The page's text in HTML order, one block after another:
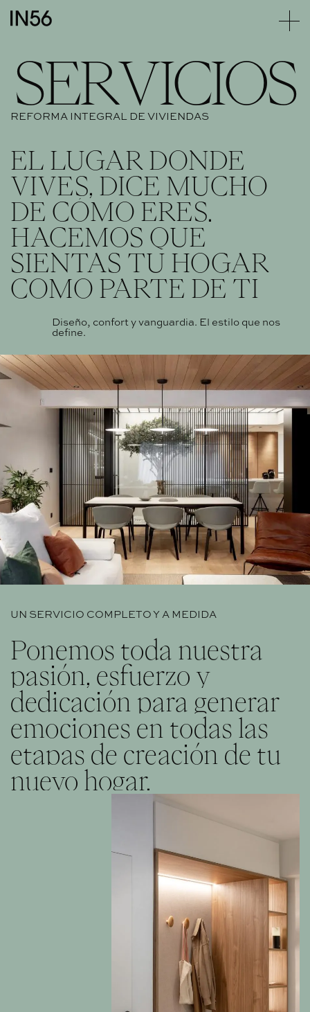
SERVICIOS
REFORMA INTEGRAL DE VIVIENDAS
EL LUGAR DONDE
VIVES, DICE MUCHO
DE CÓMO ERES.
HACEMOS QUE
SIENTAS TU HOGAR
COMO PARTE DE TI
Diseño, confort y vanguardia. El estilo que nos
define.
UN SERVICIO COMPLETO Y A MEDIDA
Ponemos toda nuestra
pasión, esfuerzo y
dedicación para generar
emociones en todas las
etapas de creación de tu
nuevo hogar.